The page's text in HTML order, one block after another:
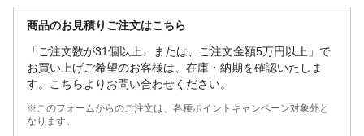
商品のお見積りご注文はこちら
「ご注文数が31個以上、または、ご注文金額5万円以上」で
お買い上げご希望のお客様は、在庫・納期を確認いたしま
す。こちらよりお問い合わせください。
※このフォームからのご注文は、各種ポイントキャンペーン対象外と
なります。